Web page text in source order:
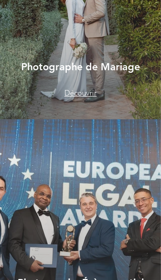
Photographe de Mariage
Découvrir